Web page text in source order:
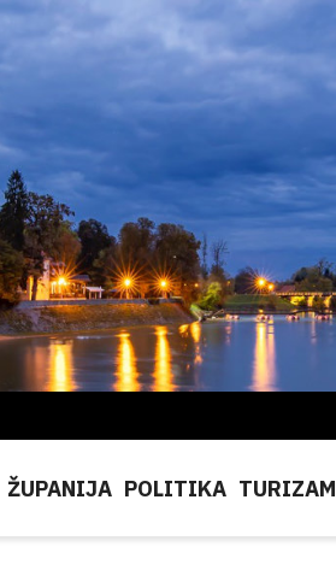
ŽUPANIJA POLITIKA TURIZAM